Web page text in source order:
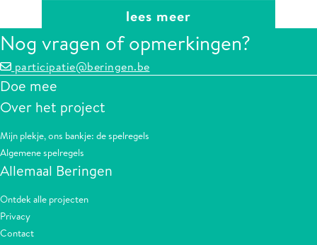
lees meer
Nog vragen of opmerkingen?
participatie@beringen.be
Doe mee
Over het project
Mijn plekje, ons bankje: de spelregels
Algemene spelregels
Allemaal Beringen
Ontdek alle projecten
Privacy
Contact